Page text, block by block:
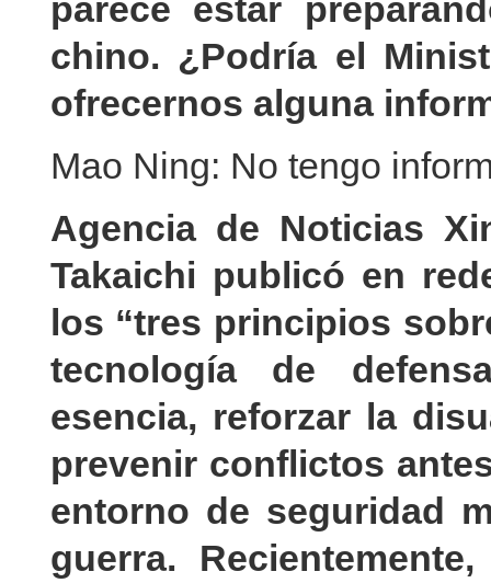
parece estar
chino. ¿Podría el
ofrecernos alguna
Mao Ning: No tengo
Agencia de Noticias
Takaichi publicó en
los “tres principios
tecnología de
esencia, reforzar la
prevenir conflictos
entorno de seguridad
guerra.